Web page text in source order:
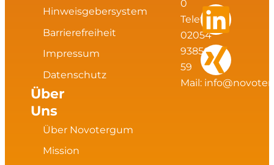
Hinweisgebersystem
Barrierefreiheit
Impressum
Datenschutz
Über
Uns
Über Novotergum
Mission
0
Telefax:
02054
93856
59
Mail:
t
a
g
e
b
o
k
e
d
g